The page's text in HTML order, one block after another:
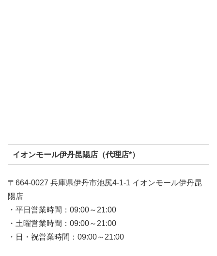
イオンモール伊丹昆陽店（代理店*）
〒664-0027 兵庫県伊丹市池尻4-1-1 イオンモール伊丹昆
陽店
・平日営業時間：09:00～21:00
・土曜営業時間：09:00～21:00
・日・祝営業時間：09:00～21:00